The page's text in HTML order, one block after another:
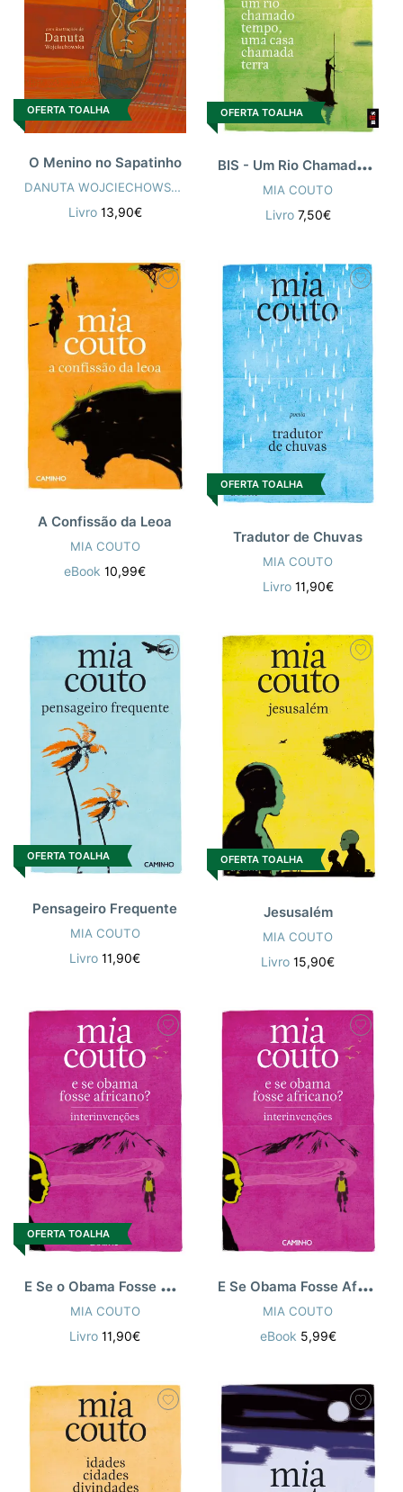
OFERTA TOALHA
O Menino no Sapatinho
DANUTA WOJCIECHOWSKA
MIA COUTO
Livro 13,90€
OFERTA TOALHA
B
IS - Um Rio Chamado Tempo, Uma Casa Cha
MIA COUTO
Livro 7,50€
A Confissão da Leoa
MIA COUTO
eBook10,99€
OFERTA TOALHA
Tradutor de Chuvas
MIA COUTO
Livro 11,90€
OFERTA TOALHA
Pensageiro Frequente
MIA COUTO
Livro11,90€
OFERTA TOALHA
Jesusalém
MIA COUTO
Livro15,90€
OFERTA TOALHA
E
Se o Obama Fosse Africano
MIA COUTO
Livro11,90€
E
Se Obama Fosse Africano? E Outras
MIA COUTO
eBook 5,99€